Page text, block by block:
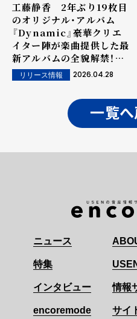
工藤静香 2年ぶり19枚目
のオリジナル・アルバム
『Dynamic』豪華クリエ
イター陣が楽曲提供した最
新アルバムの全貌解禁！ジ
ャケ写＆収録楽曲を解禁！
リリース情報 2026.04.28
一覧へ
ニュース
特集
インタビュー
encoremode
情報
サイ